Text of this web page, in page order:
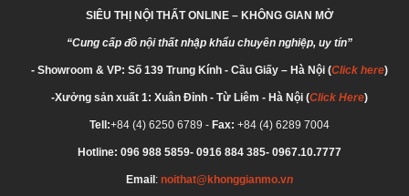
SIÊU THỊ NỘI THẤT ONLINE – KHÔNG GIAN MỞ
“Cung cấp đồ nội thất nhập khẩu chuyên nghiệp, uy tín”
- Showroom & VP: Số 139 Trung Kính - Cầu Giấy – Hà Nội (Click here)
-Xưởng sản xuất 1: Xuân Đỉnh - Từ Liêm - Hà Nội (Click Here)
Tell:+84 (4) 6250 6789 - Fax: +84 (4) 6289 7004
Hotline: 096 988 5859- 0916 884 385- 0967.10.7777
Email: noithat@khonggianmo.vn